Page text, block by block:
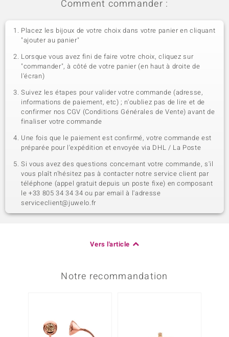
Comment commander :
Placez les bijoux de votre choix dans votre panier en cliquant
"ajouter au panier"
Lorsque vous avez fini de faire votre choix, cliquez sur
"commander", à côté de votre panier (en haut à droite de
l'écran)
Suivez les étapes pour valider votre commande (adresse,
informations de paiement, etc) ; n'oubliez pas de lire et de
confirmer nos CGV (Conditions Générales de Vente) avant de
finaliser votre commande
Une fois que le paiement est confirmé, votre commande est
préparée pour l'expédition et envoyée via DHL / La Poste
Si vous avez des questions concernant votre commande, s'il
vous plaît n'hésitez pas à contacter notre service client par
téléphone (appel gratuit depuis un poste fixe) en composant
le +33 805 34 34 34 ou par email à l'adresse
serviceclient@juwelo.fr
Vers l'article
Notre recommandation